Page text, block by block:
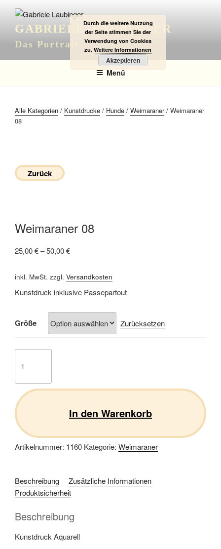
Inhalt
springenGABRIELE LAUBINGER
Das Portrait
Menü
Alle Kategorien / Kunstdrucke / Hunde / Weimaraner/ Weimaraner
08
Zurück
Weimaraner 08
25,00€–50,00€
inkl. MwSt. zzgl. Versandkosten
Kunstdruck inklusive Passepartout
Größe Zurücksetzen
08
In den Warenkorb
Artikelnummer: 1160 Kategorie: Weimaraner
Beschreibung
Zusätzliche Informationen
Produktsicherheit
Beschreibung
Kunstdruck Aquarell
Durch die weitere Nutzung
der Seite stimmen Sie der
Verwendung von Cookies
zu. Weitere Informationen
Akzeptieren